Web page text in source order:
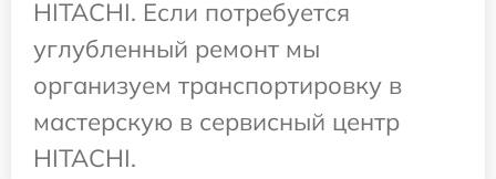
HITACHI. Если потребуется
углубленный ремонт мы
организуем транспортировку в
мастерскую в сервисный центр
HITACHI.